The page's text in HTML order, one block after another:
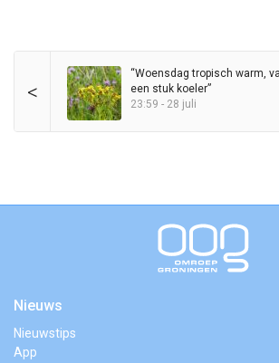
<
“Woensdag tropisch warm,
een stuk koeler”
23:59 - 28 juli
Nieuws
Nieuwstips
App